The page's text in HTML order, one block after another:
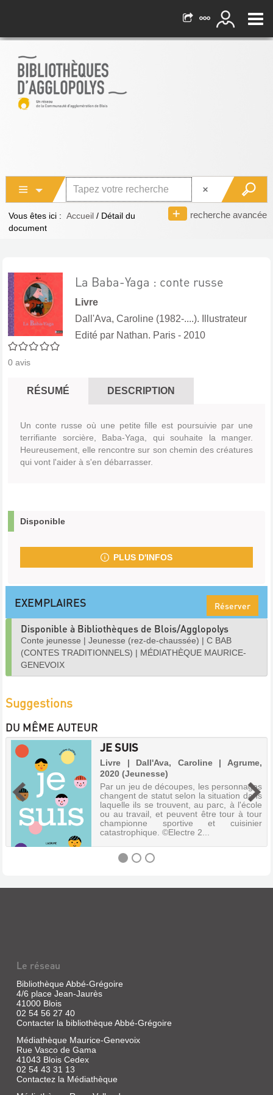
recherche avancée
Vous êtes ici : Accueil / Détail du
document
0/5
0 avis
La Baba-Yaga : conte russe
Livre
Dall'Ava, Caroline (1982-....). Illustrateur
Edité par Nathan. Paris - 2010
RÉSUMÉ DESCRIPTION
Un conte russe où une petite fille est poursuivie par une
terrifiante sorcière, Baba-Yaga, qui souhaite la manger.
Heureusement, elle rencontre sur son chemin des créatures
qui vont l'aider à s'en débarrasser.
Disponible
PLUS D'INFOS
EXEMPLAIRES Réserver
Disponible à Bibliothèques de Blois/Agglopolys
Conte jeunesse | Jeunesse (rez-de-chaussée) | C BAB
(CONTES TRADITIONNELS) | MÉDIATHÈQUE MAURICE-
GENEVOIX
Suggestions
DU MÊME AUTEUR
JE SUIS
Livre | Dall'Ava, Caroline | Agrume,
2020 (Jeunesse)
Par un jeu de découpes, les personnages
changent de statut selon la situation dans
laquelle ils se trouvent, au parc, à l'école
ou au travail, et peuvent être tour à tour
championne sportive et cuisinier
catastrophique. ©Electre 2...
Caroline
Agrume,
2020
(Jeunesse)
Par
un
jeu
de
découpes,
les
personnages
changent
de
Le réseau
Bibliothèque Abbé-Grégoire
4/6 place Jean-Jaurès
41000 Blois
02 54 56 27 40
Contacter la bibliothèque Abbé-Grégoire
Médiathèque Maurice-Genevoix
Rue Vasco de Gama
41043 Blois Cedex
02 54 43 31 13
Contactez la Médiathèque